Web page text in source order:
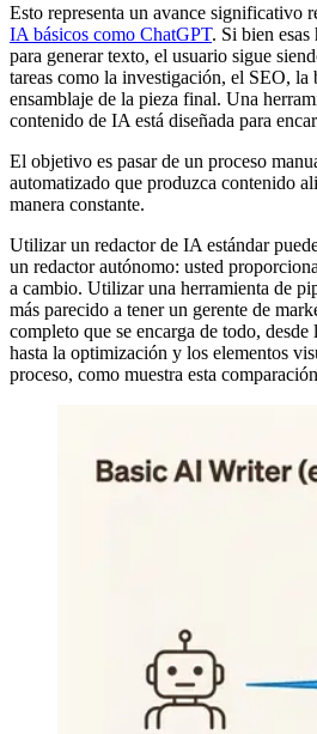
Esto representa un avance significativo
IA básicos como ChatGPT. Si bien esas
para generar texto, el usuario sigue
tareas como la investigación, el SEO, la
ensamblaje de la pieza final. Una
contenido de IA está diseñada para
El objetivo es pasar de un proceso
automatizado que produzca contenido
manera constante.
Utilizar un redactor de IA estándar
un redactor autónomo: usted
a cambio. Utilizar una herramienta de
más parecido a tener un gerente de
completo que se encarga de todo, desde
hasta la optimización y los elementos
proceso, como muestra esta